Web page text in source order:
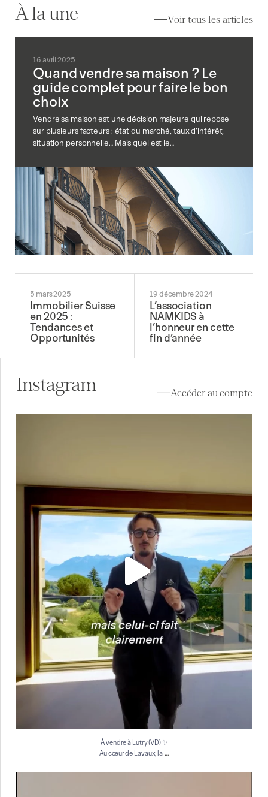
À la une Voir tous les articles
16 avril 2025
Quand vendre sa maison ? Le
guide complet pour faire le bon
choix
Vendre sa maison est une décision majeure qui repose
sur plusieurs facteurs : état du marché, taux d’intérêt,
situation personnelle… Mais quel est le…
5 mars 2025
Immobilier Suisse
en 2025 :
Tendances et
Opportunités
19 décembre 2024
L’association
NAMKIDS à
l’honneur en cette
fin d’année
Instagram Accéder au compte
À vendre à Lutry (VD) ✨
Au cœur de Lavaux, la …